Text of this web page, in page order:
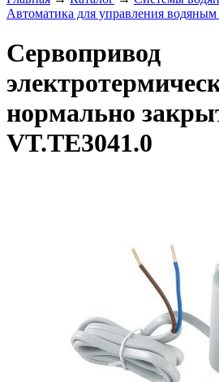
Автоматика для управления
Сервопривод
нормально
VT.TE3041.0